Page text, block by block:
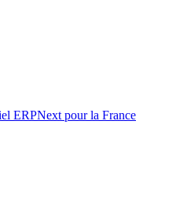
ERPNext pour la France